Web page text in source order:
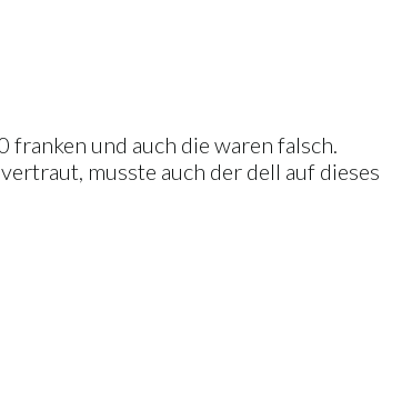
und auch die waren falsch.
musste auch der dell auf dieses